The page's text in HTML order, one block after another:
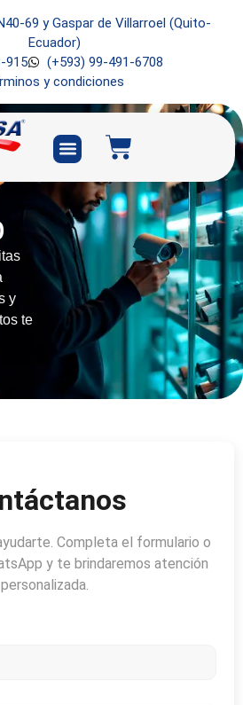
69 y Gaspar de Villarroel (Quito-
Ecuador)
915
(+593) 99-491-6708
y condiciones
y
te
Completa el formulario o
y te brindaremos atención
personalizada.